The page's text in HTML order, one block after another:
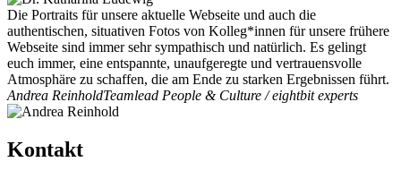
Die Portraits für unsere aktuelle Webseite und auch die
authentischen, situativen Fotos von Kolleg*innen für unsere frühere
Webseite sind immer sehr sympathisch und natürlich. Es gelingt
euch immer, eine entspannte, unaufgeregte und vertrauensvolle
Atmosphäre zu schaffen, die am Ende zu starken Ergebnissen führt.
Andrea ReinholdTeamlead People & Culture / eightbit experts
Kontakt